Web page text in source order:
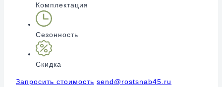
Комплектация
Сезонность
Скидка
Запросить стоимость send@rostsnab45.ru